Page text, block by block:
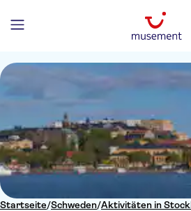
Startseite/Schweden/Aktivitäten in